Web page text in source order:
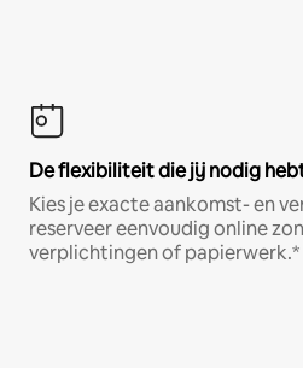
De flexibiliteit die jij nodig
Kies je exacte aankomst- en
reserveer eenvoudig online
verplichtingen of papierwerk.*